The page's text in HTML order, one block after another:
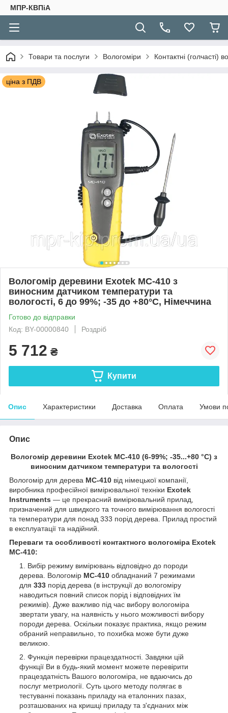
МПР-КВПіА
Товари та послуги Вологоміри Контактні (голчасті)
ціна з ПДВ
Вологомір деревини Exotek MC-410 з
виносним датчиком температури та
вологості, 6 до 99%; -35 до +80°C, Німеччина
Готово до відправки
Код: BY-00000840
Роздріб
5 712 ₴
Купити
Опис Характеристики Доставка Оплата Умови
Опис
Вологомір деревини Exotek MC-410 (6-99%; -35...+80 °C) з
виносним датчиком температури та вологості
Вологомір для дерева MC-410 від німецької компанії,
виробника професійної вимірювальної техніки Exotek
Instruments — це прекрасний вимірювальний прилад,
призначений для швидкого та точного вимірювання вологості
та температури для понад 333 порід дерева. Прилад простий
в експлуатації та надійний.
Переваги та особливості контактного вологоміра Exotek
MC-410:
Вибір режиму вимірювань відповідно до породи
дерева. Вологомір MC-410 обладнаний 7 режимами
для 333 порід дерева (в інструкції до вологоміру
наводиться повний список порід і відповідних їм
режимів). Дуже важливо під час вибору вологоміра
звертати увагу, на наявність у нього можливості вибору
породи дерева. Оскільки показує практика, якщо режим
обраний неправильно, то похибка може бути дуже
великою.
Функція перевірки працездатності. Завдяки цій
функції Ви в будь-який момент можете перевірити
працездатність Вашого вологоміра, не вдаючись до
послуг метриології. Суть цього методу полягає в
тестуванні показань приладу на еталонних пазах,
розташованих на кришці приладу та з'єднаних між